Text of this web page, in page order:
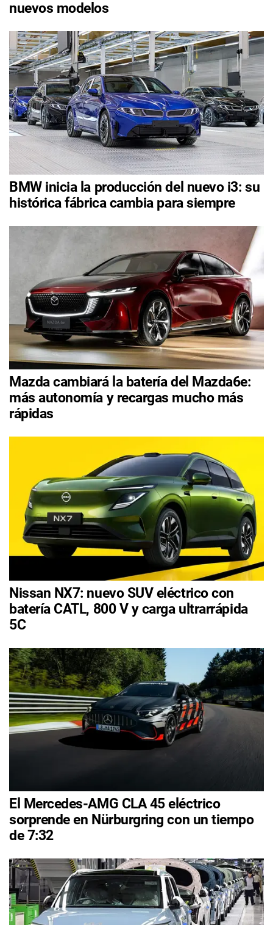
nuevos modelos
BMW inicia la producción del nuevo i3: su
histórica fábrica cambia para siempre
Mazda cambiará la batería del Mazda6e:
más autonomía y recargas mucho más
rápidas
Nissan NX7: nuevo SUV eléctrico con
batería CATL, 800 V y carga ultrarrápida
5C
El Mercedes-AMG CLA 45 eléctrico
sorprende en Nürburgring con un tiempo
de 7:32